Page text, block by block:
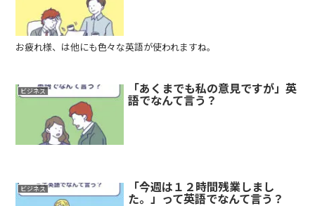
お疲れ様、は他にも色々な英語が使われますね。
ビジネス 「あくまでも私の意見ですが」英
語でなんて言う？
ビジネス 「今週は１２時間残業しまし
た。」って英語でなんて言う？